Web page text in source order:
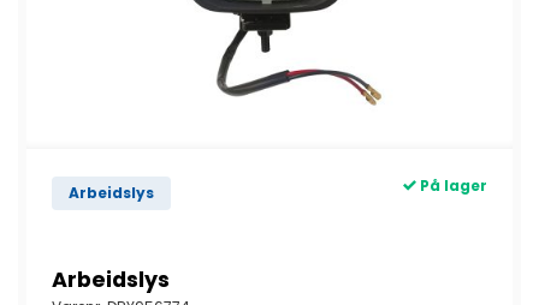
Arbeidslys På lager
Arbeidslys